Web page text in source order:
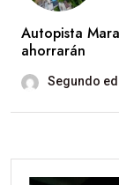
Autopista
ahorrarán
Segundo